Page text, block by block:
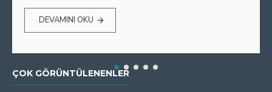
DEVAMINI OKU
ÇOK GÖRÜNTÜLENENLER